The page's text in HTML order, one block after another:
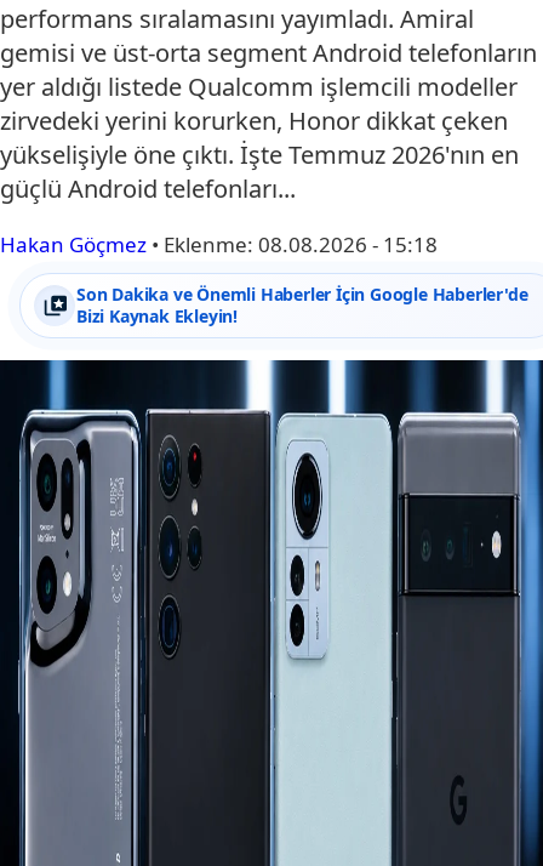
performans sıralamasını yayımladı. Amiral
gemisi ve üst-orta segment Android telefonların
yer aldığı listede Qualcomm işlemcili modeller
zirvedeki yerini korurken, Honor dikkat çeken
yükselişiyle öne çıktı. İşte Temmuz 2026'nın en
güçlü Android telefonları...
Hakan Göçmez • Eklenme: 08.08.2026 - 15:18
Son Dakika ve Önemli Haberler İçin Google Haberler'de
Bizi Kaynak Ekleyin!